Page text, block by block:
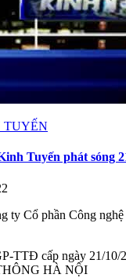
TUYẾN
Tuyến phát sóng
ty Cổ phần Công
TTĐ cấp ngày 21/
HÀ NỘI